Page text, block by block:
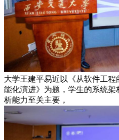
大学王建平易近以《从软件工
能化演进》为题，学生的系统
析能力至关主要，